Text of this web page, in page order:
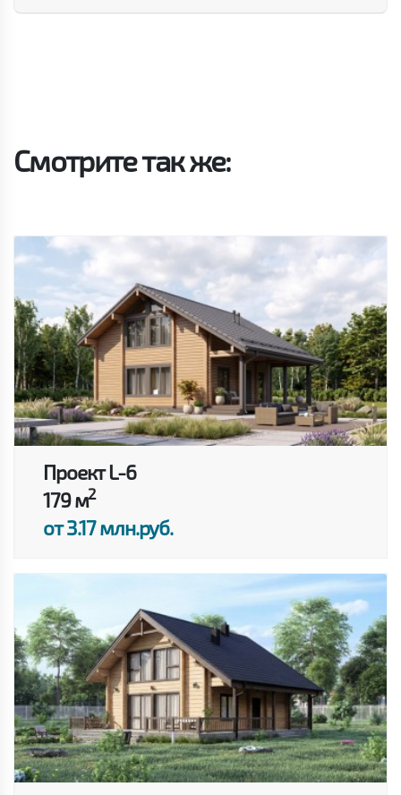
Смотрите так же:
Проект L-6
179 м2
от 3.17 млн.руб.